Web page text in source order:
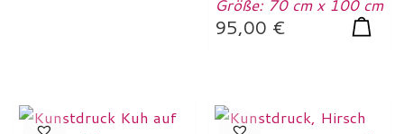
Größe: 70 cm x 100 cm
95,00 €